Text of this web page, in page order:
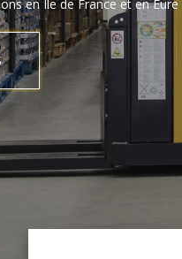
en Ile de France et en